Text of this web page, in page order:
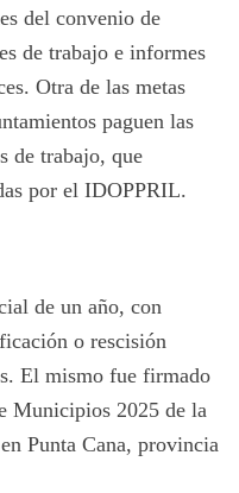
del convenio de
de trabajo e informes
Otra de las metas
paguen las
de trabajo, que
por el IDOPPRIL.
de un año, con
o rescisión
El mismo fue firmado
Municipios 2025 de la
Punta Cana, provincia